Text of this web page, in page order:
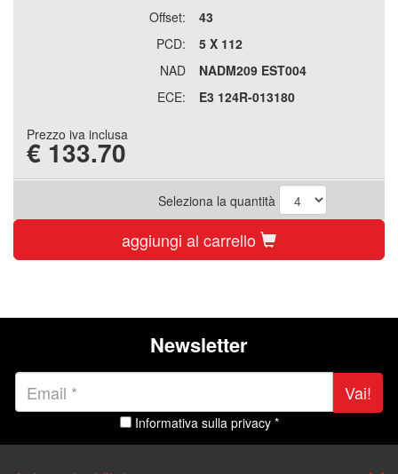
Offset:
43
PCD:
5 X 112
NAD
NADM209 EST004
ECE:
E3 124R-013180
Prezzo iva inclusa
€ 133.70
Seleziona la quantità
aggiungi al carrello
Newsletter
Vai!
Informativa sulla privacy *